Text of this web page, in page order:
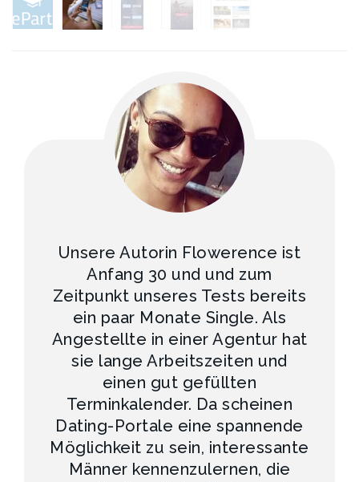
Unsere Autorin Flowerence ist
Anfang 30 und und zum
Zeitpunkt unseres Tests bereits
ein paar Monate Single. Als
Angestellte in einer Agentur hat
sie lange Arbeitszeiten und
einen gut gefüllten
Terminkalender. Da scheinen
Dating-Portale eine spannende
Möglichkeit zu sein, interessante
Männer kennenzulernen, die